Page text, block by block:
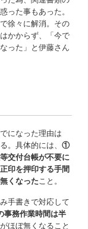
った事もあった。
徐々に解消。その
かからず、「今で
った」と伊藤さん
になった理由は
。具体的には、 ①
交付台帳が不要に
印を押印する手間
くなったこと。
手書きで対応して
事務作業時間は半
ほぼ無くなること